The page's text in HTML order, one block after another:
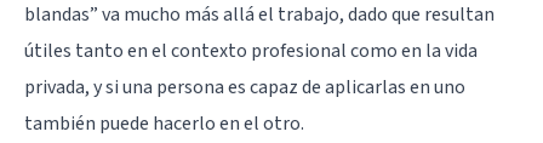
blandas” va mucho más allá el trabajo, dado que resultan
útiles tanto en el contexto profesional como en la vida
privada, y si una persona es capaz de aplicarlas en uno
también puede hacerlo en el otro.